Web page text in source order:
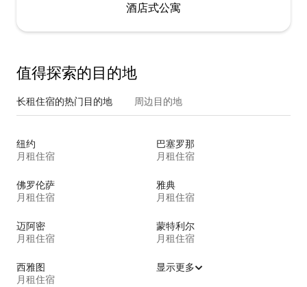
酒店式公寓
值得探索的目的地
长租住宿的热门目的地 周边目的地
纽约
月租住宿
巴塞罗那
月租住宿
佛罗伦萨
月租住宿
雅典
月租住宿
迈阿密
月租住宿
蒙特利尔
月租住宿
西雅图
月租住宿
显示更多